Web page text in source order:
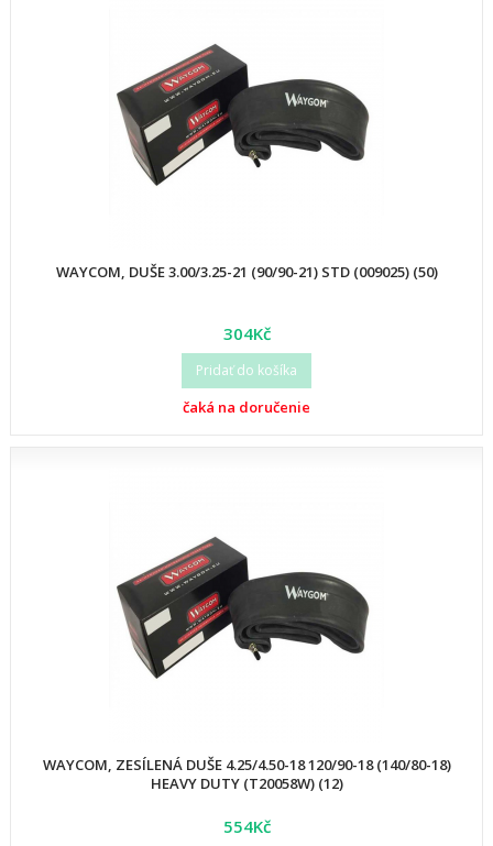
WAYCOM, DUŠE 3.00/3.25-21 (90/90-21) STD (009025) (50)
304Kč
Pridať do košíka
čaká na doručenie
WAYCOM, ZESÍLENÁ DUŠE 4.25/4.50-18 120/90-18 (140/80-18)
HEAVY DUTY (T20058W) (12)
554Kč